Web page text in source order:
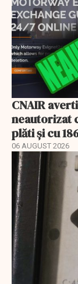
CNAIR
neautorizat
plăti și cu
06 AUGUST 2026